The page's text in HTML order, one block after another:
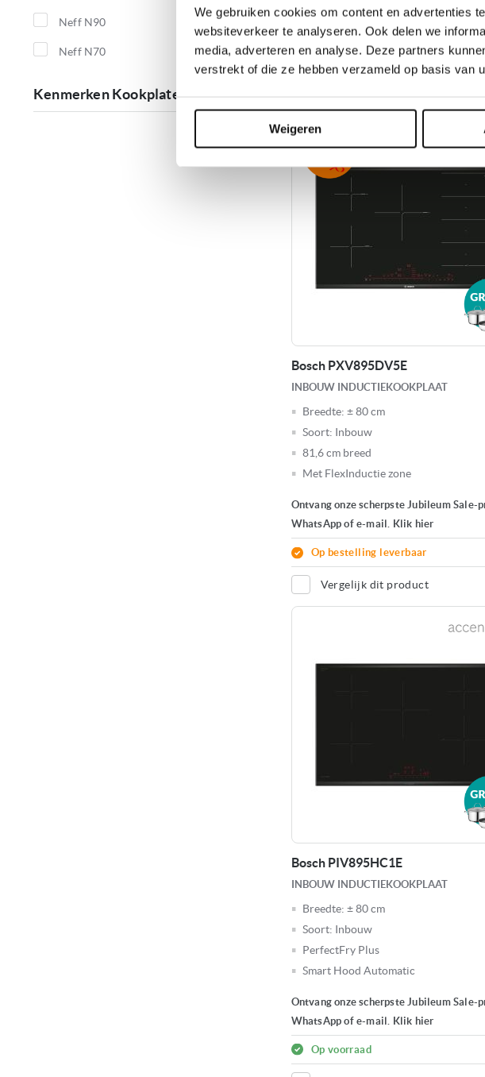
We gebruiken cookies om content en advertenties
websiteverkeer te analyseren. Ook delen we
media, adverteren en analyse. Deze partners
verstrekt of die ze hebben verzameld op basis van
Weigeren
Vergelijk dit product
Gratis levering van af € 150,-
Bosch PXV895DV5E
INBOUW INDUCTIEKOOKPLAAT
Breedte: ± 80 cm
Soort: Inbouw
81,6 cm breed
Met FlexInductie zone
Ontvang onze scherpste Jubileum Sale-
WhatsApp of e-mail. Klik hier
Op bestelling leverbaar
Vergelijk dit product
Bosch PIV895HC1E
INBOUW INDUCTIEKOOKPLAAT
Breedte: ± 80 cm
Soort: Inbouw
PerfectFry Plus
Smart Hood Automatic
Ontvang onze scherpste Jubileum Sale-
WhatsApp of e-mail. Klik hier
Op voorraad
producten
Neff N90
Neff N70
8
producten
Kenmerken Kookplaten